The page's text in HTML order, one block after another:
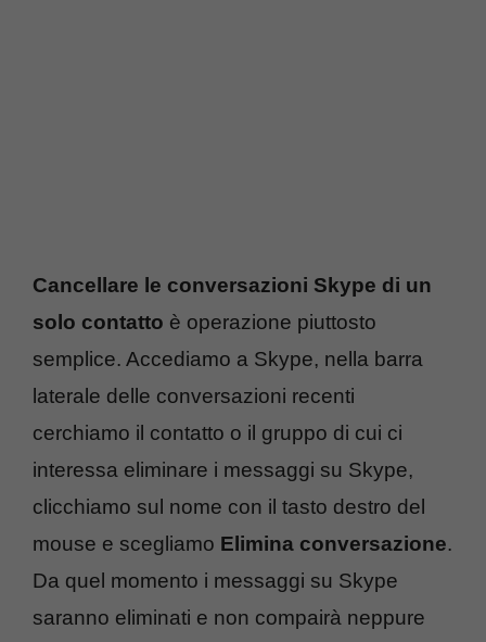
Cancellare le conversazioni Skype di un
solo contatto è operazione piuttosto
semplice. Accediamo a Skype, nella barra
laterale delle conversazioni recenti
cerchiamo il contatto o il gruppo di cui ci
interessa eliminare i messaggi su Skype,
clicchiamo sul nome con il tasto destro del
mouse e scegliamo Elimina conversazione.
Da quel momento i messaggi su Skype
saranno eliminati e non compairà neppure